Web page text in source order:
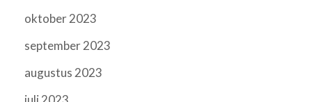
oktober 2023
september 2023
augustus 2023